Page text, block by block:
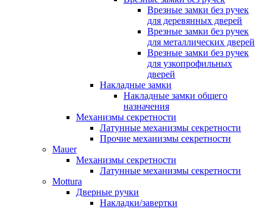
Врезные замки без ручек
для деревянных дверей
Врезные замки без ручек
для металлических дверей
Врезные замки без ручек
для узкопрофильных
дверей
Накладные замки
Накладные замки общего
назначения
Механизмы секретности
Латунные механизмы секретности
Прочие механизмы секретности
Mauer
Механизмы секретности
Латунные механизмы секретности
Mottura
Дверные ручки
Накладки/завертки